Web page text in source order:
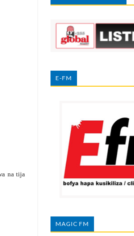
na tija
E-FM
MAGIC FM